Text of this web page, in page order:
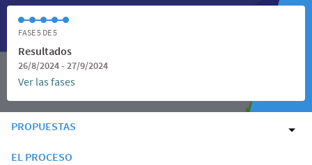
FASE 5 DE 5
Resultados
26/8/2024 - 27/9/2024
Ver las fases
PROPUESTAS
EL PROCESO